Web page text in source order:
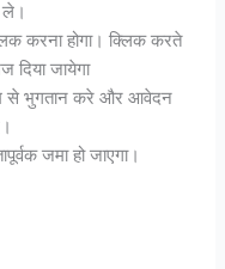
करना होगा। क्लिक करते
जायेगा
से भुगतान करे और आवेदन
जमा हो जाएगा।